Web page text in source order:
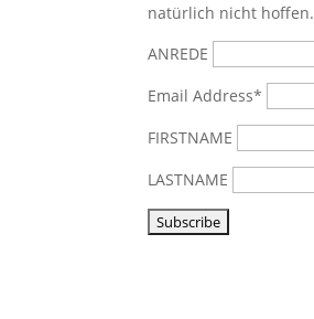
natürlich nicht hoffen.
ANREDE
Email Address*
FIRSTNAME
LASTNAME